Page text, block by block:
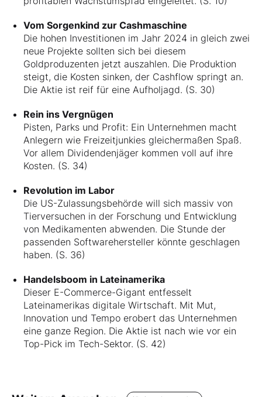
Vom Sorgenkind zur Cashmaschine
Die hohen Investitionen im Jahr 2024 in gleich zwei
neue Projekte sollten sich bei diesem
Goldproduzenten jetzt auszahlen. Die Produktion
steigt, die Kosten sinken, der Cashflow springt an.
Die Aktie ist reif für eine Aufholjagd. (S. 30)
Rein ins Vergnügen
Pisten, Parks und Profit: Ein Unternehmen macht
Anlegern wie Freizeitjunkies gleichermaßen Spaß.
Vor allem Dividendenjäger kommen voll auf ihre
Kosten. (S. 34)
Revolution im Labor
Die US-Zulassungsbehörde will sich massiv von
Tierversuchen in der Forschung und Entwicklung
von Medikamenten abwenden. Die Stunde der
passenden Softwarehersteller könnte geschlagen
haben. (S. 36)
Handelsboom in Lateinamerika
Dieser E-Commerce-Gigant entfesselt
Lateinamerikas digitale Wirtschaft. Mit Mut,
Innovation und Tempo erobert das Unternehmen
eine ganze Region. Die Aktie ist nach wie vor ein
Top-Pick im Tech-Sektor. (S. 42)